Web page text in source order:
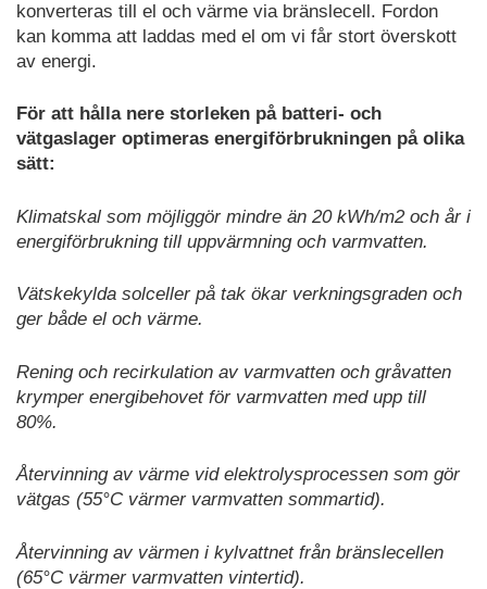
konverteras till el och värme via bränslecell. Fordon
kan komma att laddas med el om vi får stort överskott
av energi.
För att hålla nere storleken på batteri- och
vätgaslager optimeras energiförbrukningen på olika
sätt:
Klimatskal som möjliggör mindre än 20 kWh/m2 och år i
energiförbrukning till uppvärmning och varmvatten.
Vätskekylda solceller på tak ökar verkningsgraden och
ger både el och värme.
Rening och recirkulation av varmvatten och gråvatten
krymper energibehovet för varmvatten med upp till
80%.
Återvinning av värme vid elektrolysprocessen som gör
vätgas (55°C värmer varmvatten sommartid).
Återvinning av värmen i kylvattnet från bränslecellen
(65°C värmer varmvatten vintertid).